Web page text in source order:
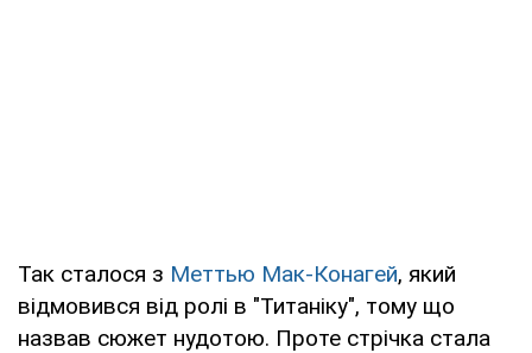
Так сталося з Меттью Мак-Конагей, який
відмовився від ролі в "Титаніку", тому що
назвав сюжет нудотою. Проте стрічка стала